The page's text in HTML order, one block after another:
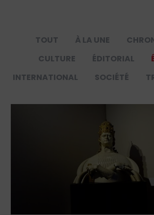
TOUT À LA UNE
CULTURE
ÉDITORIAL
INTERNATIONAL
SOCIÉTÉ